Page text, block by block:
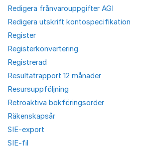
Redigera frånvarouppgifter AGI
Redigera utskrift kontospecifikation
Register
Registerkonvertering
Registrerad
Resultatrapport 12 månader
Resursuppföljning
Retroaktiva bokföringsorder
Räkenskapsår
SIE-export
SIE-fil